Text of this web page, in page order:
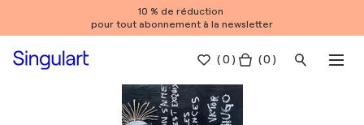
10 % de réduction
pour tout abonnement à la newsletter
(0 ) ( 0 )